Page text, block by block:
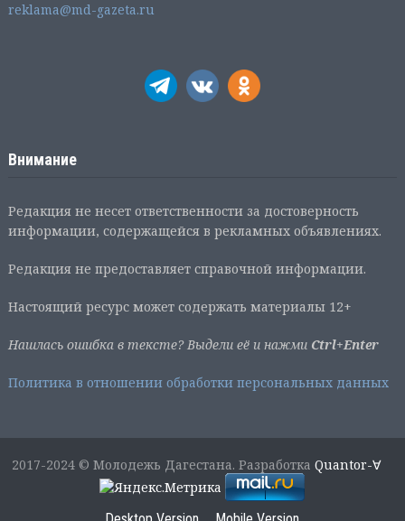
reklama@md-gazeta.ru
Внимание
Редакция не несет ответственности за достоверность
информации, содержащейся в рекламных объявлениях.
Редакция не предоставляет справочной информации.
Настоящий ресурс может содержать материалы 12+
Нашлась ошибка в тексте? Выдели её и нажми Ctrl+Enter
Политика в отношении обработки персональных данных
2017-2024 © Молодежь Дагестана. РазработкаQuantor-∀